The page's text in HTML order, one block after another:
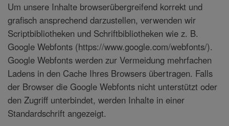
Um unsere Inhalte browserübergreifend korrekt und
grafisch ansprechend darzustellen, verwenden wir
Scriptbibliotheken und Schriftbibliotheken wie z. B.
Google Webfonts (https://www.google.com/webfonts/).
Google Webfonts werden zur Vermeidung mehrfachen
Ladens in den Cache Ihres Browsers übertragen. Falls
der Browser die Google Webfonts nicht unterstützt oder
den Zugriff unterbindet, werden Inhalte in einer
Standardschrift angezeigt.